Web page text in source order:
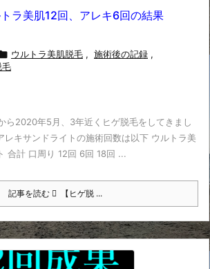
トラ美肌12回、アレキ6回の結果
ウルトラ美肌脱毛 , 施術後の記録 ,
毛
ら2020年5月、3年近くヒゲ脱毛をしてきまし
レキサンドライトの施術回数は以下 ウルトラ美
合計 口周り 12回 6回 18回 ...
記事を読む 【ヒゲ脱 ...